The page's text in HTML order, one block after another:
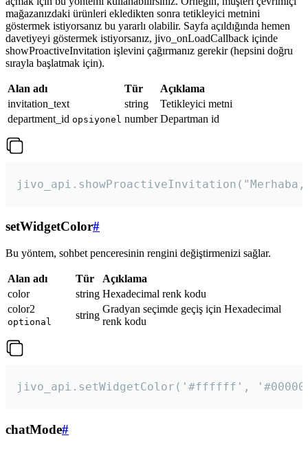
mağazanızdaki ürünleri ekledikten sonra tetikleyici metnini
göstermek istiyorsanız bu yararlı olabilir. Sayfa açıldığında hemen
davetiyeyi göstermek istiyorsanız, jivo_onLoadCallback içinde
showProactiveInvitation işlevini çağırmanız gerekir (hepsini doğru
sırayla başlatmak için).
Alan adı Tür
Açıklama
invitation_text
string
Tetikleyici metni
department_id opsiyonel number Departman id
setWidgetColor#
Bu yöntem, sohbet penceresinin rengini değiştirmenizi sağlar.
Alan adı Tür
Açıklama
color
string Hexadecimal renk kodu
color2
optional
string
Gradyan seçimde geçiş için Hexadecimal
renk kodu
jivo_api.setWidgetColor('#ffffff',
chatMode#